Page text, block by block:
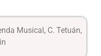
Musical, C. Tetuán,